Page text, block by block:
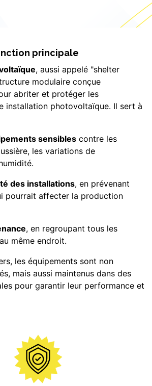
principale
, aussi appelé "shelter
modulaire conçue
abriter et protéger les
installation photovoltaïque. Il sert à
sensibles contre les
les variations de
des installations, en prévenant
pourrait affecter la production
, en regroupant tous les
même endroit.
les équipements sont non
mais aussi maintenus dans des
pour garantir leur performance et